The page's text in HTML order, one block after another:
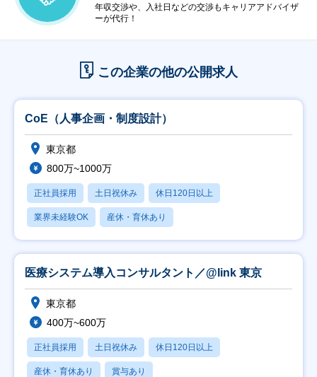
年収交渉や、入社日などの交渉もキャリアアドバイザ
ーが代行！
この企業の他の公開求人
CoE（人事企画・制度設計）
東京都
800万~1000万
正社員採用 土日祝休み 休日120日以上
業界未経験OK 産休・育休あり
医療システム導入コンサルタント／@link 東京
東京都
400万~600万
正社員採用 土日祝休み 休日120日以上
産休・育休あり 賞与あり